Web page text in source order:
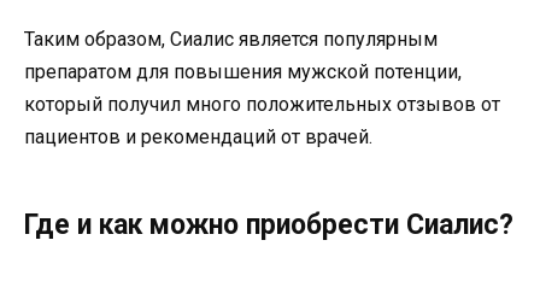
Таким образом, Сиалис является популярным
препаратом для повышения мужской потенции,
который получил много положительных отзывов от
пациентов и рекомендаций от врачей.
Где и как можно приобрести Сиалис?